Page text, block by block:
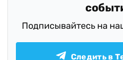
Подписывайтесь на
Следить в